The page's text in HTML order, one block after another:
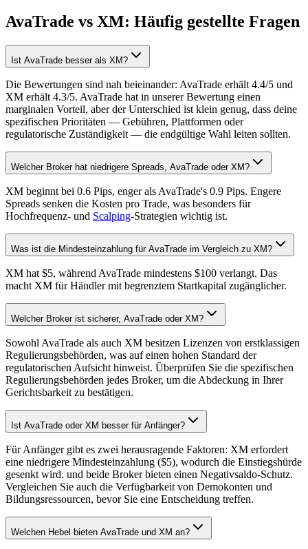
AvaTrade vs XM: Häufig gestellte Fragen
Ist AvaTrade besser als XM?
Die Bewertungen sind nah beieinander: AvaTrade erhält 4.4/5 und
XM erhält 4.3/5. AvaTrade hat in unserer Bewertung einen
marginalen Vorteil, aber der Unterschied ist klein genug, dass deine
spezifischen Prioritäten — Gebühren, Plattformen oder
regulatorische Zuständigkeit — die endgültige Wahl leiten sollten.
Welcher Broker hat niedrigere Spreads, AvaTrade oder XM?
XM beginnt bei 0.6 Pips, enger als AvaTrade's 0.9 Pips. Engere
Spreads senken die Kosten pro Trade, was besonders für
Hochfrequenz- und Scalping-Strategien wichtig ist.
Was ist die Mindesteinzahlung für AvaTrade im Vergleich zu XM?
XM hat $5, während AvaTrade mindestens $100 verlangt. Das
macht XM für Händler mit begrenztem Startkapital zugänglicher.
Welcher Broker ist sicherer, AvaTrade oder XM?
Sowohl AvaTrade als auch XM besitzen Lizenzen von erstklassigen
Regulierungsbehörden, was auf einen hohen Standard der
regulatorischen Aufsicht hinweist. Überprüfen Sie die spezifischen
Regulierungsbehörden jedes Broker, um die Abdeckung in Ihrer
Gerichtsbarkeit zu bestätigen.
Ist AvaTrade oder XM besser für Anfänger?
Für Anfänger gibt es zwei herausragende Faktoren: XM erfordert
eine niedrigere Mindesteinzahlung ($5), wodurch die Einstiegshürde
gesenkt wird. und beide Broker bieten einen Negativsaldo-Schutz.
Vergleichen Sie auch die Verfügbarkeit von Demokonten und
Bildungsressourcen, bevor Sie eine Entscheidung treffen.
Welchen Hebel bieten AvaTrade und XM an?